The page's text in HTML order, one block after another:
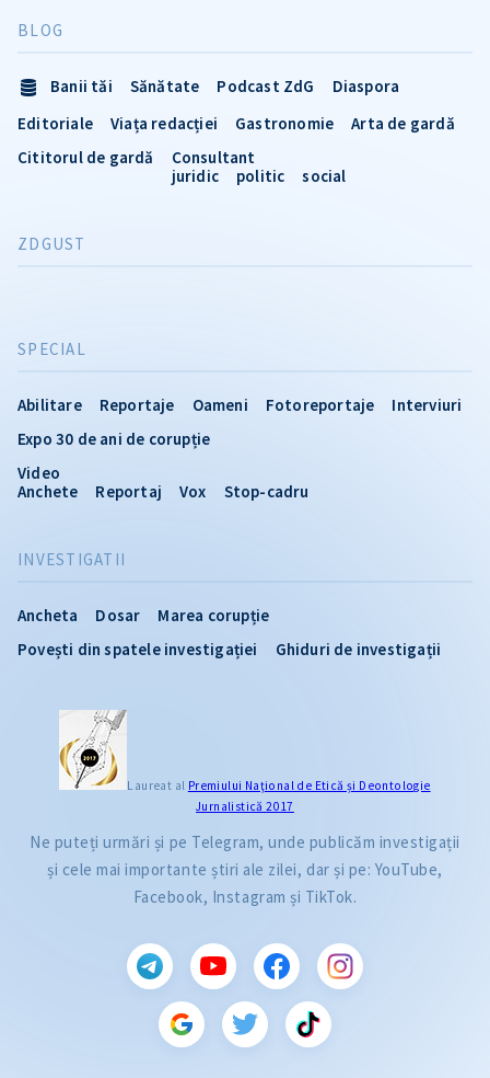
INVESTIGATII
Ancheta Dosar
Marea corupție
Povești din spatele investigației
Ghiduri de investigații
SPECIAL
Abilitare Reportaje Oameni Fotoreportaje
Interviuri
Expo 30 de ani de corupție
Video
Anchete
Reportaj Vox Stop-cadru
BLOG
Banii tăi Sănătate Podcast ZdG
Diaspora
Editoriale
Viața redacției Gastronomie
Arta de gardă
Cititorul de gardă
Consultant
juridic
politic social
ZDGUST
Laureat al Premiului Naţional de Etică și Deontologie
Jurnalistică 2017
Ne puteți urmări și pe Telegram, unde publicăm investigații
și cele mai importante știri ale zilei, dar și pe: YouTube,
Facebook, Instagram și TikTok.